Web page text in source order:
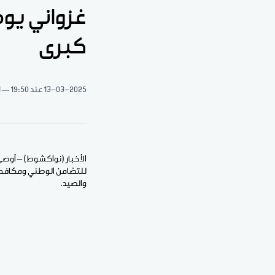
غزواني
كبرى
13-03-2025 عند 19:50
الأخبار (نواكشوط) –
للتضامن الوطني ومكافحة
والصيد.